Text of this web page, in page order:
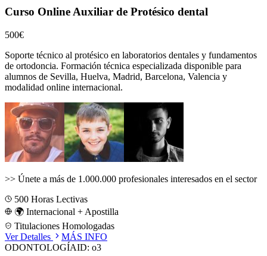
Curso Online Auxiliar de Protésico dental
500€
Soporte técnico al protésico en laboratorios dentales y fundamentos
de ortodoncia. Formación técnica especializada disponible para
alumnos de Sevilla, Huelva, Madrid, Barcelona, Valencia y
modalidad online internacional.
>> Únete a más de 1.000.000 profesionales interesados en el sector
500 Horas Lectivas
🌍 Internacional + Apostilla
Titulaciones Homologadas
Ver Detalles
MÁS INFO
ODONTOLOGÍAID: o3